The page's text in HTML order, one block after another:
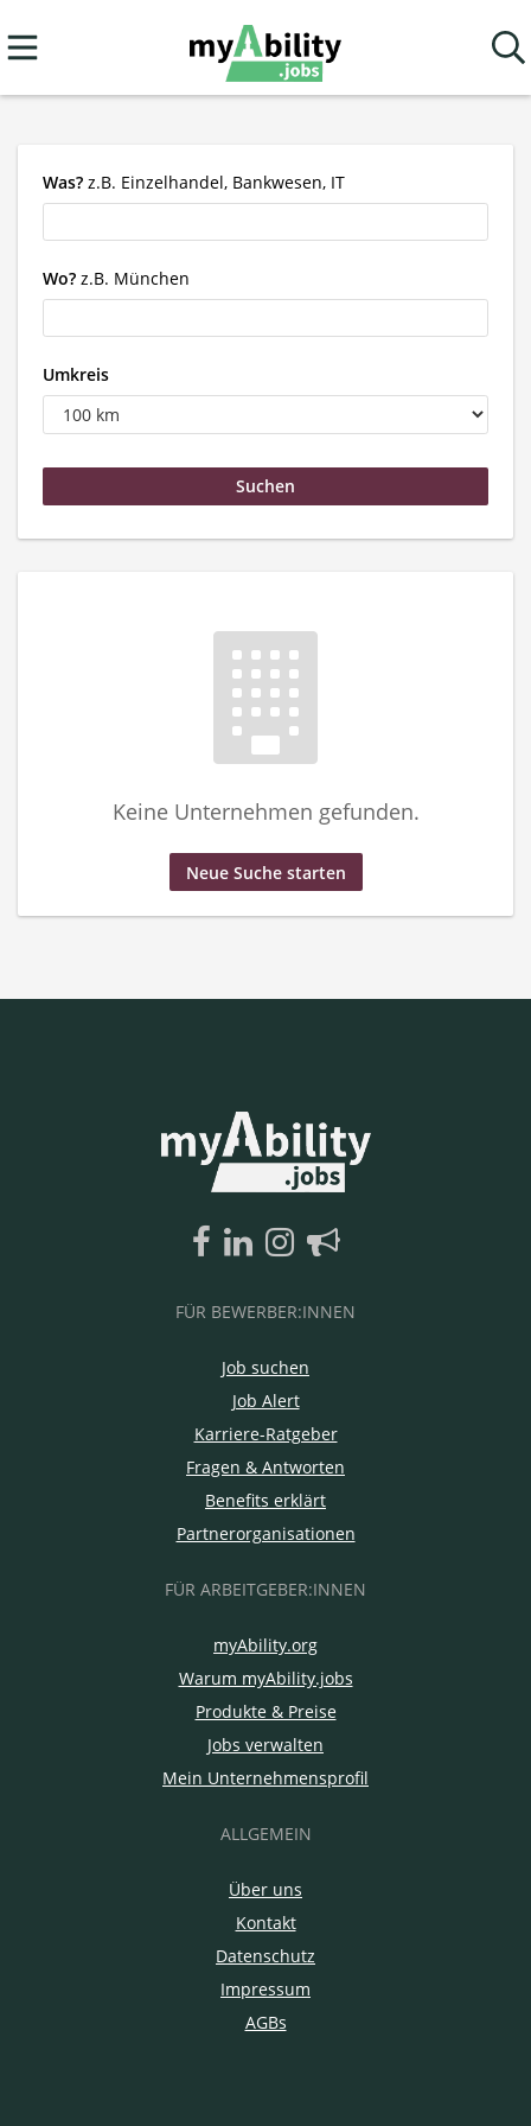
Was? z.B. Einzelhandel, Bankwesen, IT
Wo? z.B. München
Umkreis
Keine Unternehmen gefunden.
Neue Suche starten
FÜR BEWERBER:INNEN
Job suchen
Job Alert
Karriere-Ratgeber
Fragen & Antworten
Benefits erklärt
Partnerorganisationen
FÜR ARBEITGEBER:INNEN
myAbility.org
Warum myAbility.jobs
Produkte & Preise
Jobs verwalten
Mein Unternehmensprofil
ALLGEMEIN
Über uns
Kontakt
Datenschutz
Impressum
AGBs